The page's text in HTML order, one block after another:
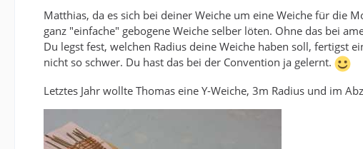
Matthias, da es sich bei deiner Weiche um eine Weiche für die
ganz "einfache" gebogene Weiche selber löten. Ohne das bei
Du legst fest, welchen Radius deine Weiche haben soll, fertigst
nicht so schwer. Du hast das bei der Convention ja gelernt.
Letztes Jahr wollte Thomas eine Y-Weiche, 3m Radius und im